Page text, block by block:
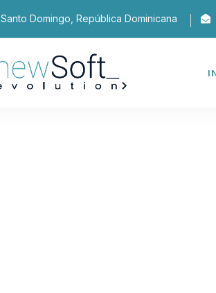
Santo Domingo, República Dominicana